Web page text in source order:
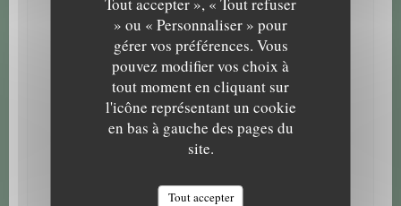
» ou « Personnaliser » pour
gérer vos préférences. Vous
pouvez modifier vos choix à
tout moment en cliquant sur
l'icône représentant un cookie
en bas à gauche des pages du
site.
Tout accepter
10h00 - 21h30
10h00 - 21h30
10h00 - 22h00